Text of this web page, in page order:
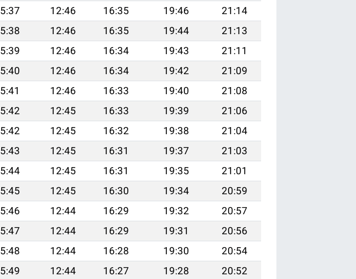
12:46 16:35 19:46
21:14
12:46 16:35 19:44
21:13
12:46 16:34 19:43
21:11
12:46 16:34 19:42
21:09
12:46 16:33 19:40
21:08
12:45 16:33 19:39
21:06
12:45 16:32 19:38
21:04
12:45 16:31 19:37
21:03
12:45 16:31 19:35
21:01
12:45 16:30 19:34
20:59
12:44 16:29 19:32
20:57
12:44 16:29 19:31
20:56
12:44 16:28 19:30
20:54
12:44 16:27 19:28
20:52